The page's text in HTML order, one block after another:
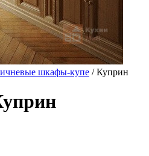
шкафы-купе / Куприн